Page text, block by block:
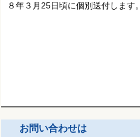
８年３月25日頃に個別送付します。
お問い合わせは